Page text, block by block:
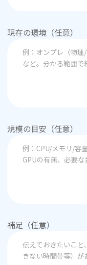
現在の環境（任意）
規模の目安（任意）
補足（任意）